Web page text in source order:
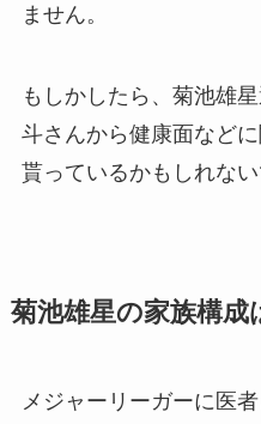
ません。
もしかしたら、菊池雄
斗さんから健康面など
貰っているかもしれない
菊池雄星の家族構成
メジャーリーガーに医